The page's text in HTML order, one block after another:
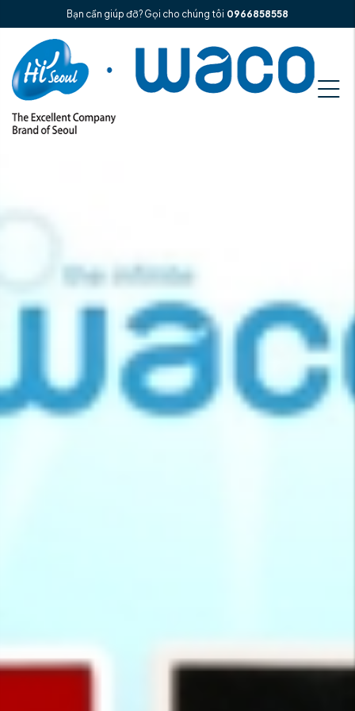
Bạn cần giúp đỡ? Gọi cho chúng tôi 0966858558